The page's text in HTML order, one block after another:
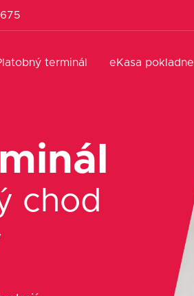
eKasa pokladne
terminál
chod